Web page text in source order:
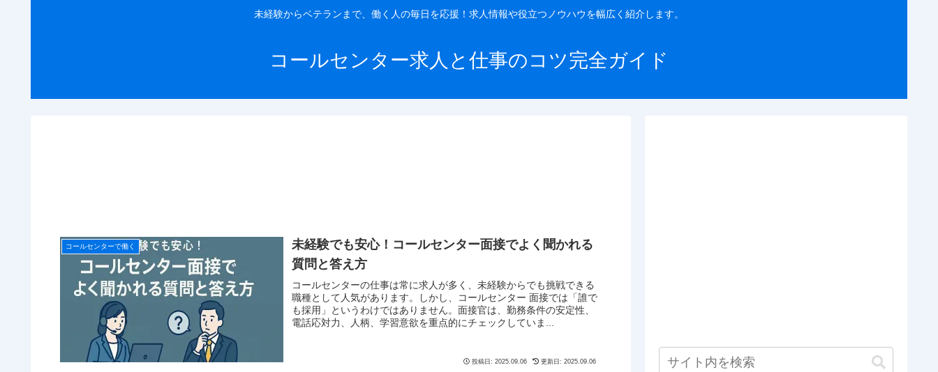
未経験からベテランまで、働く人の毎日を応援！求人情報や役立つノウハウを幅広く紹介します。
コールセンター求人と仕事のコツ完全ガイド
コールセンターで働く
未経験でも安心！コールセンター面接でよく聞かれる
質問と答え方
コールセンターの仕事は常に求人が多く、未経験からでも挑戦できる
職種として人気があります。しかし、コールセンター 面接では「誰で
も採用」というわけではありません。面接官は、勤務条件の安定性、
電話応対力、人柄、学習意欲を重点的にチェックしていま...
投稿日: 2025.09.06 更新日: 2025.09.06